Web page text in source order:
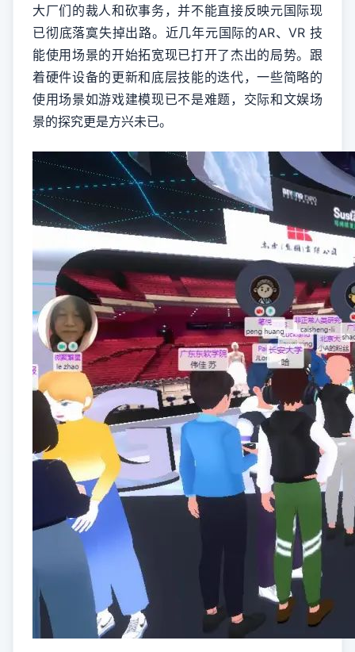
大厂们的裁人和砍事务，并不能直接反映元国际现
已彻底落寞失掉出路。近几年元国际的AR、VR 技
能使用场景的开始拓宽现已打开了杰出的局势。跟
着硬件设备的更新和底层技能的迭代，一些简略的
使用场景如游戏建模现已不是难题，交际和文娱场
景的探究更是方兴未已。